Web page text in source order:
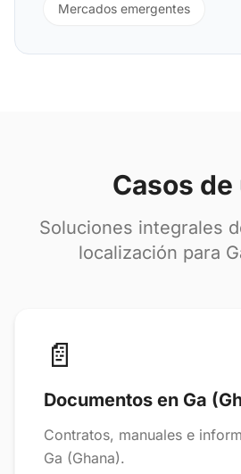
Mercados emergentes
Casos de
Soluciones integrales
localización para
📄
Documentos en Ga
Contratos, manuales e
Ga (Ghana).